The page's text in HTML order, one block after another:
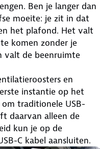
Ben je langer dan
moeite: je zit in dat
het plafond. Het valt
komen zonder je
valt de beenruimte
en
instantie op het
traditionele USB-
daarvan alleen de
kun je op de
C kabel aansluiten.